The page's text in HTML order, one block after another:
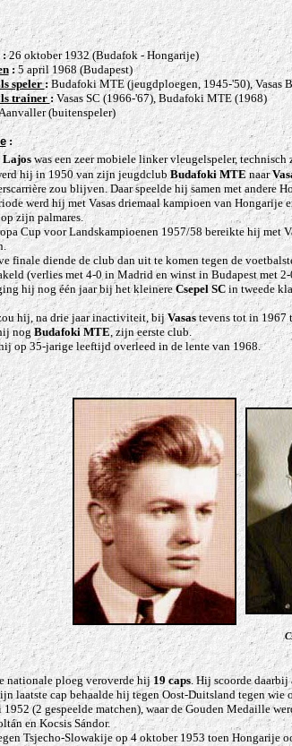
:26 oktober 1932 (Budafok - Hongarije)
:5 april 1968 (Budapest)
speler:Budafoki MTE (jeugdploegen, 1945-'50), Vasas
trainer: Vasas SC (1966-'67), Budafoki MTE(1968)
(buitenspeler)
:
Lajos was een zeer mobiele linker vleugelspeler,
hij in 1950 van zijn jeugdclubBudafoki MTEnaar
zou blijven. Daar speelde hij samen met andere
werd hij met Vasas driemaal kampioen van
zijn palmares.
Cup voor Landskampioenen 1957/58 bereikte hij met
finale diende de club dan uit te komen tegen de
(verlies met 4-0 in Madrid en winst in Budapest met
hij nog één jaar bij het kleinereCsepel SCin tweede
hij, na drie jaar inactiviteit, bijVasastevens tot in 1967
nogBudafoki MTE, zijn eerste club.
op 35-jarige leeftijd overleed in de lente van 1968.
nationale ploeg veroverde hij 19 caps. Hij scoorde
laatste cap behaalde hij tegen Oost-Duitsland tegen
(2 gespeelde matchen), waar de Gouden Medaille
en Kocsis Sándor.
Tsjecho-Slowakije op 4 oktober 1953 toen Hongarije